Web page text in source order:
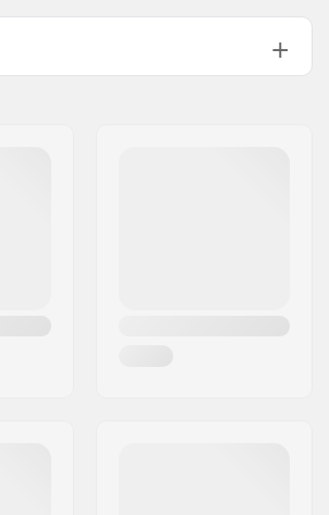
Advanced
Wakeboarding,